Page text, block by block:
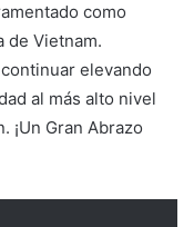
como
de Vietnam.
elevando
al más alto nivel
¡Un Gran Abrazo